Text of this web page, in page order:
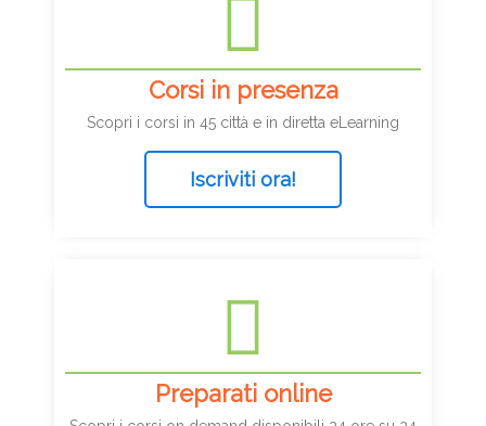
Corsi in presenza
Scopri i corsi in 45 città e in diretta eLearning
Iscriviti ora!
Preparati online